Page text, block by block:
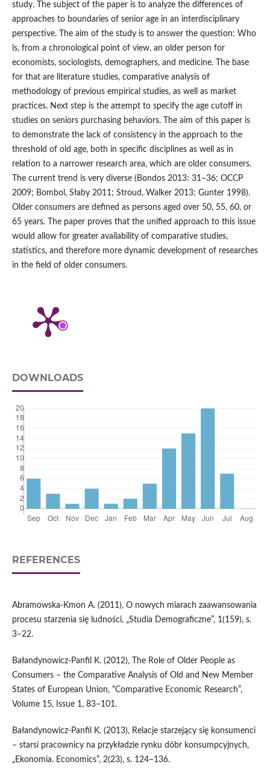
study. The subject of the paper is to analyze the differences of
approaches to boundaries of senior age in an interdisciplinary
perspective. The aim of the study is to answer the question: Who
is, from a chronological point of view, an older person for
economists, sociologists, demographers, and medicine. The base
for that are literature studies, comparative analysis of
methodology of previous empirical studies, as well as market
practices. Next step is the attempt to specify the age cutoff in
studies on seniors purchasing behaviors. The aim of this paper is
to demonstrate the lack of consistency in the approach to the
threshold of old age, both in specific disciplines as well as in
relation to a narrower research area, which are older consumers.
The current trend is very diverse (Bondos 2013: 31–36; OCCP
2009; Bombol, Słaby 2011; Stroud, Walker 2013; Gunter 1998).
Older consumers are defined as persons aged over 50, 55, 60, or
65 years. The paper proves that the unified approach to this issue
would allow for greater availability of comparative studies,
statistics, and therefore more dynamic development of researches
in the field of older consumers.
DOWNLOADS
REFERENCES
Abramowska-Kmon A. (2011), O nowych miarach zaawansowania
procesu starzenia się ludności, „Studia Demograficzne”, 1(159), s.
3–22.
Bałandynowicz-Panfil K. (2012), The Role of Older People as
Consumers – the Comparative Analysis of Old and New Member
States of European Union, “Comparative Economic Research”,
Volume 15, Issue 1, 83–101.
Bałandynowicz-Panfil K. (2013), Relacje starzejący się konsumenci
– starsi pracownicy na przykładzie rynku dóbr konsumpcyjnych,
„Ekonomia. Economics”, 2(23), s. 124–136.